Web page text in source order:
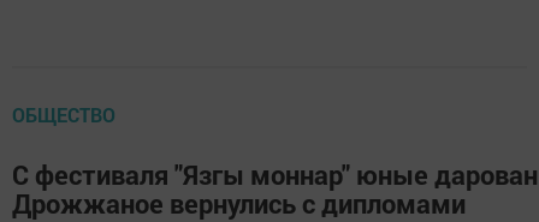
ОБЩЕСТВО
С фестиваля "Язгы моннар" юные
Дрожжаное вернулись с дипломами